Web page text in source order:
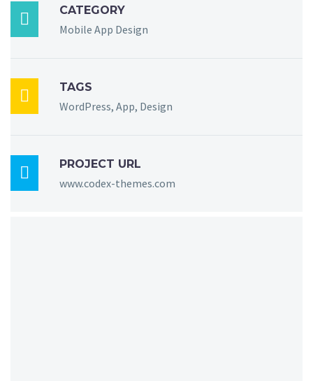
 CATEGORY
Mobile App Design
 TAGS
WordPress, App, Design
 PROJECT URL
www.codex-themes.com